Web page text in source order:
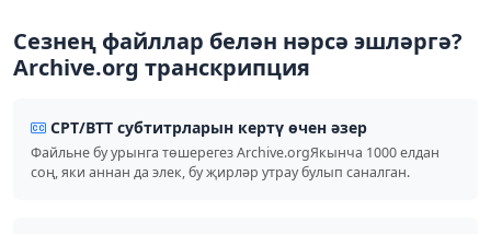
Сезнең файллар белән нәрсә эшләргә?
Archive.org транскрипция
СРТ/ВТТ субтитрларын кертү өчен әзер
Файльне бу урынга төшерегез Archive.orgЯкынча 1000 елдан
соң, яки аннан да элек, бу җирләр утрау булып саналган.